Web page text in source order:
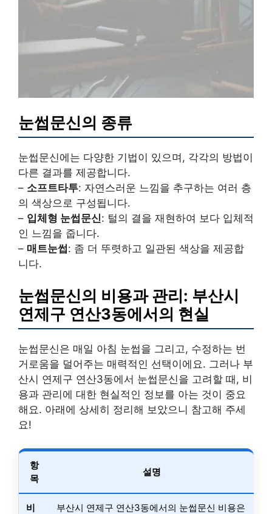
눈썹문신의 종류
눈썹문신에는 다양한 기법이 있으며, 각각의 방법이
다른 결과를 제공합니다.
– 소프트타투: 자연스러운 느낌을 추구하는 여러 층
의 색상으로 구성됩니다.
– 입체형 눈썹문신: 털의 결을 재현하여 보다 입체적
인 느낌을 줍니다.
– 매트눈썹: 좀 더 뚜렷하고 일관된 색상을 제공합
니다.
눈썹문신의 비용과 관리: 부산시
연제구 연산3동에서의 현실
눈썹문신은 매일 아침 눈썹을 그리고, 수정하는 번
거로움을 덜어주는 매력적인 선택이에요. 그러나 부
산시 연제구 연산3동에서 눈썹문신을 고려할 때, 비
용과 관리에 대한 현실적인 정보를 아는 것이 중요
해요. 아래에 상세히 정리해 보았으니 참고해 주세
요!
항
목
설명
비
부산시 연제구 연산3동에서의 눈썹문신 비용은